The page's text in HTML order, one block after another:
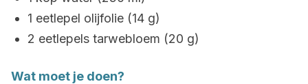
1 eetlepel olijfolie (14 g)
2 eetlepels tarwebloem (20 g)
Wat moet je doen?